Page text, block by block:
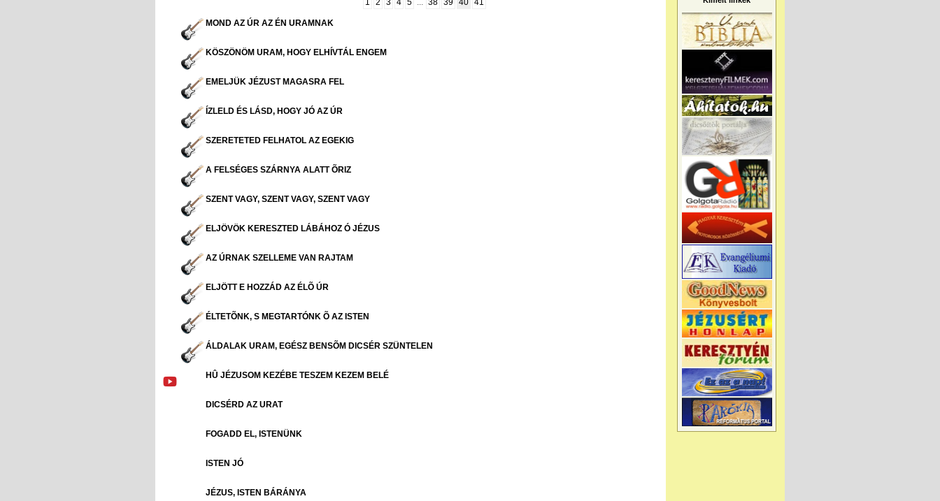
MOND AZ ÚR AZ ÉN URAMNAK
KÖSZÖNÖM URAM, HOGY ELHÍVTÁL ENGEM
EMELJÜK JÉZUST MAGASRA FEL
ÍZLELD ÉS LÁSD, HOGY JÓ AZ ÚR
SZERETETED FELHATOL AZ EGEKIG
A FELSÉGES SZÁRNYA ALATT ÕRIZ
SZENT VAGY, SZENT VAGY, SZENT VAGY
ELJÖVÖK KERESZTED LÁBÁHOZ Ó JÉZUS
AZ ÚRNAK SZELLEME VAN RAJTAM
ELJÖTT E HOZZÁD AZ ÉLÕ ÚR
ÉLTETÕNK, S MEGTARTÓNK Õ AZ ISTEN
ÁLDALAK URAM, EGÉSZ BENSÕM DICSÉR SZÜNTELEN
HÛ JÉZUSOM KEZÉBE TESZEM KEZEM BELÉ
DICSÉRD AZ URAT
FOGADD EL, ISTENÜNK
ISTEN JÓ
JÉZUS, ISTEN BÁRÁNYA